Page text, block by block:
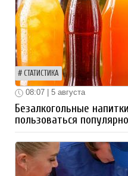
СТАТИСТИКА
08:07 | 5 августа
Безалкогольные
пользоваться